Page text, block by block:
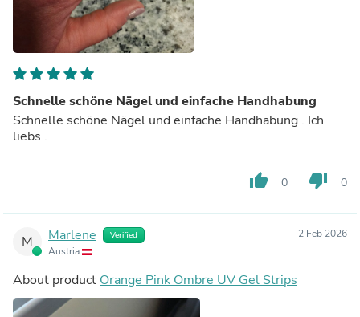
Schnelle schöne Nägel und einfache Handhabung
Schnelle schöne Nägel und einfache Handhabung . Ich
liebs .
thumb_up 0 thumb_down 0
M Marlene Verified
Austria
2 Feb 2026
About product Orange Pink Ombre UV Gel Strips